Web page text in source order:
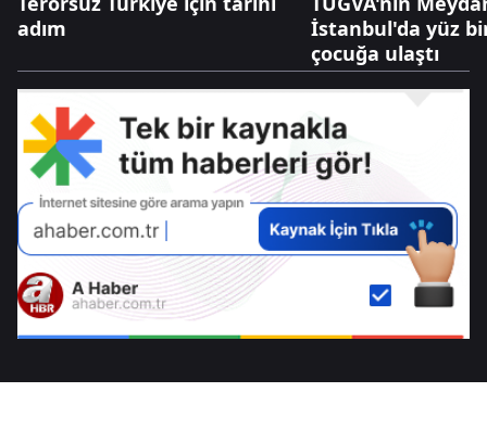
adım
İstanbul'da yüz
çocuğa ulaştı